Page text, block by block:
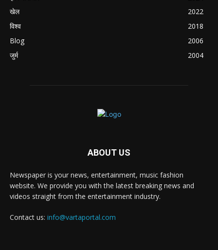
खेल
2022
विश्व
2018
Blog
2006
जुर्म
2004
ABOUT US
Newspaper is your news, entertainment, music fashion
website. We provide you with the latest breaking news and
videos straight from the entertainment industry.
Contact us: info@vartaportal.com